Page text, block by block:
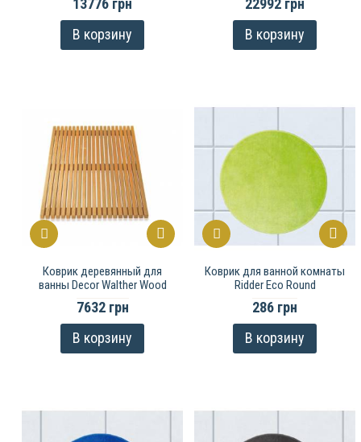
13776 грн
В корзину
22992 грн
В корзину
Коврик деревянный для
ванны Decor Walther Wood
7632 грн
В корзину
Коврик для ванной комнаты
Ridder Eco Round
286 грн
В корзину